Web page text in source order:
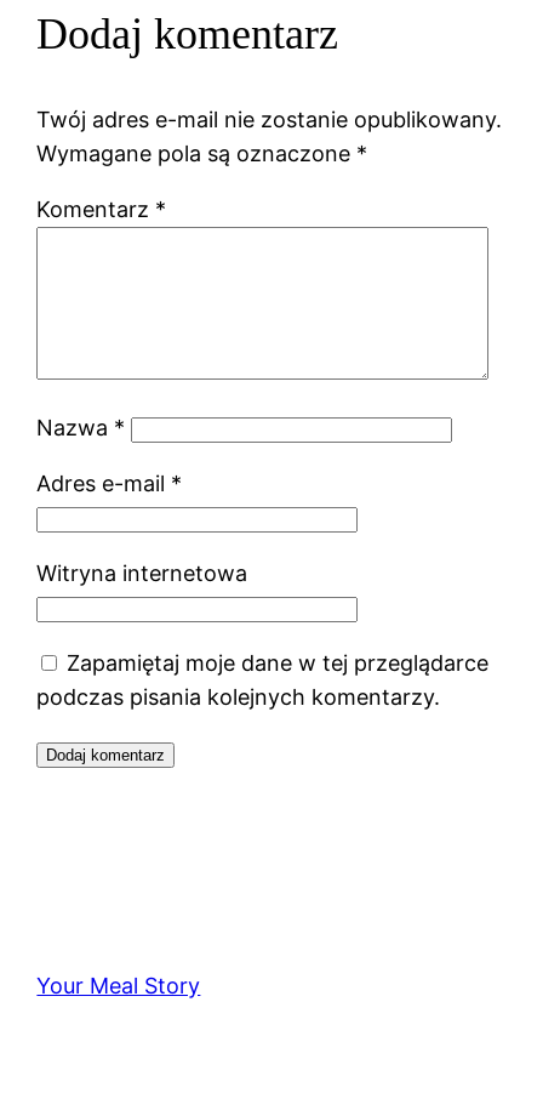
Dodaj komentarz
Twój adres e-mail nie zostanie opublikowany.
Wymagane pola są oznaczone *
Komentarz *
Nazwa *
Adres e-mail *
Witryna internetowa
Zapamiętaj moje dane w tej przeglądarce
podczas pisania kolejnych komentarzy.
Your Meal Story